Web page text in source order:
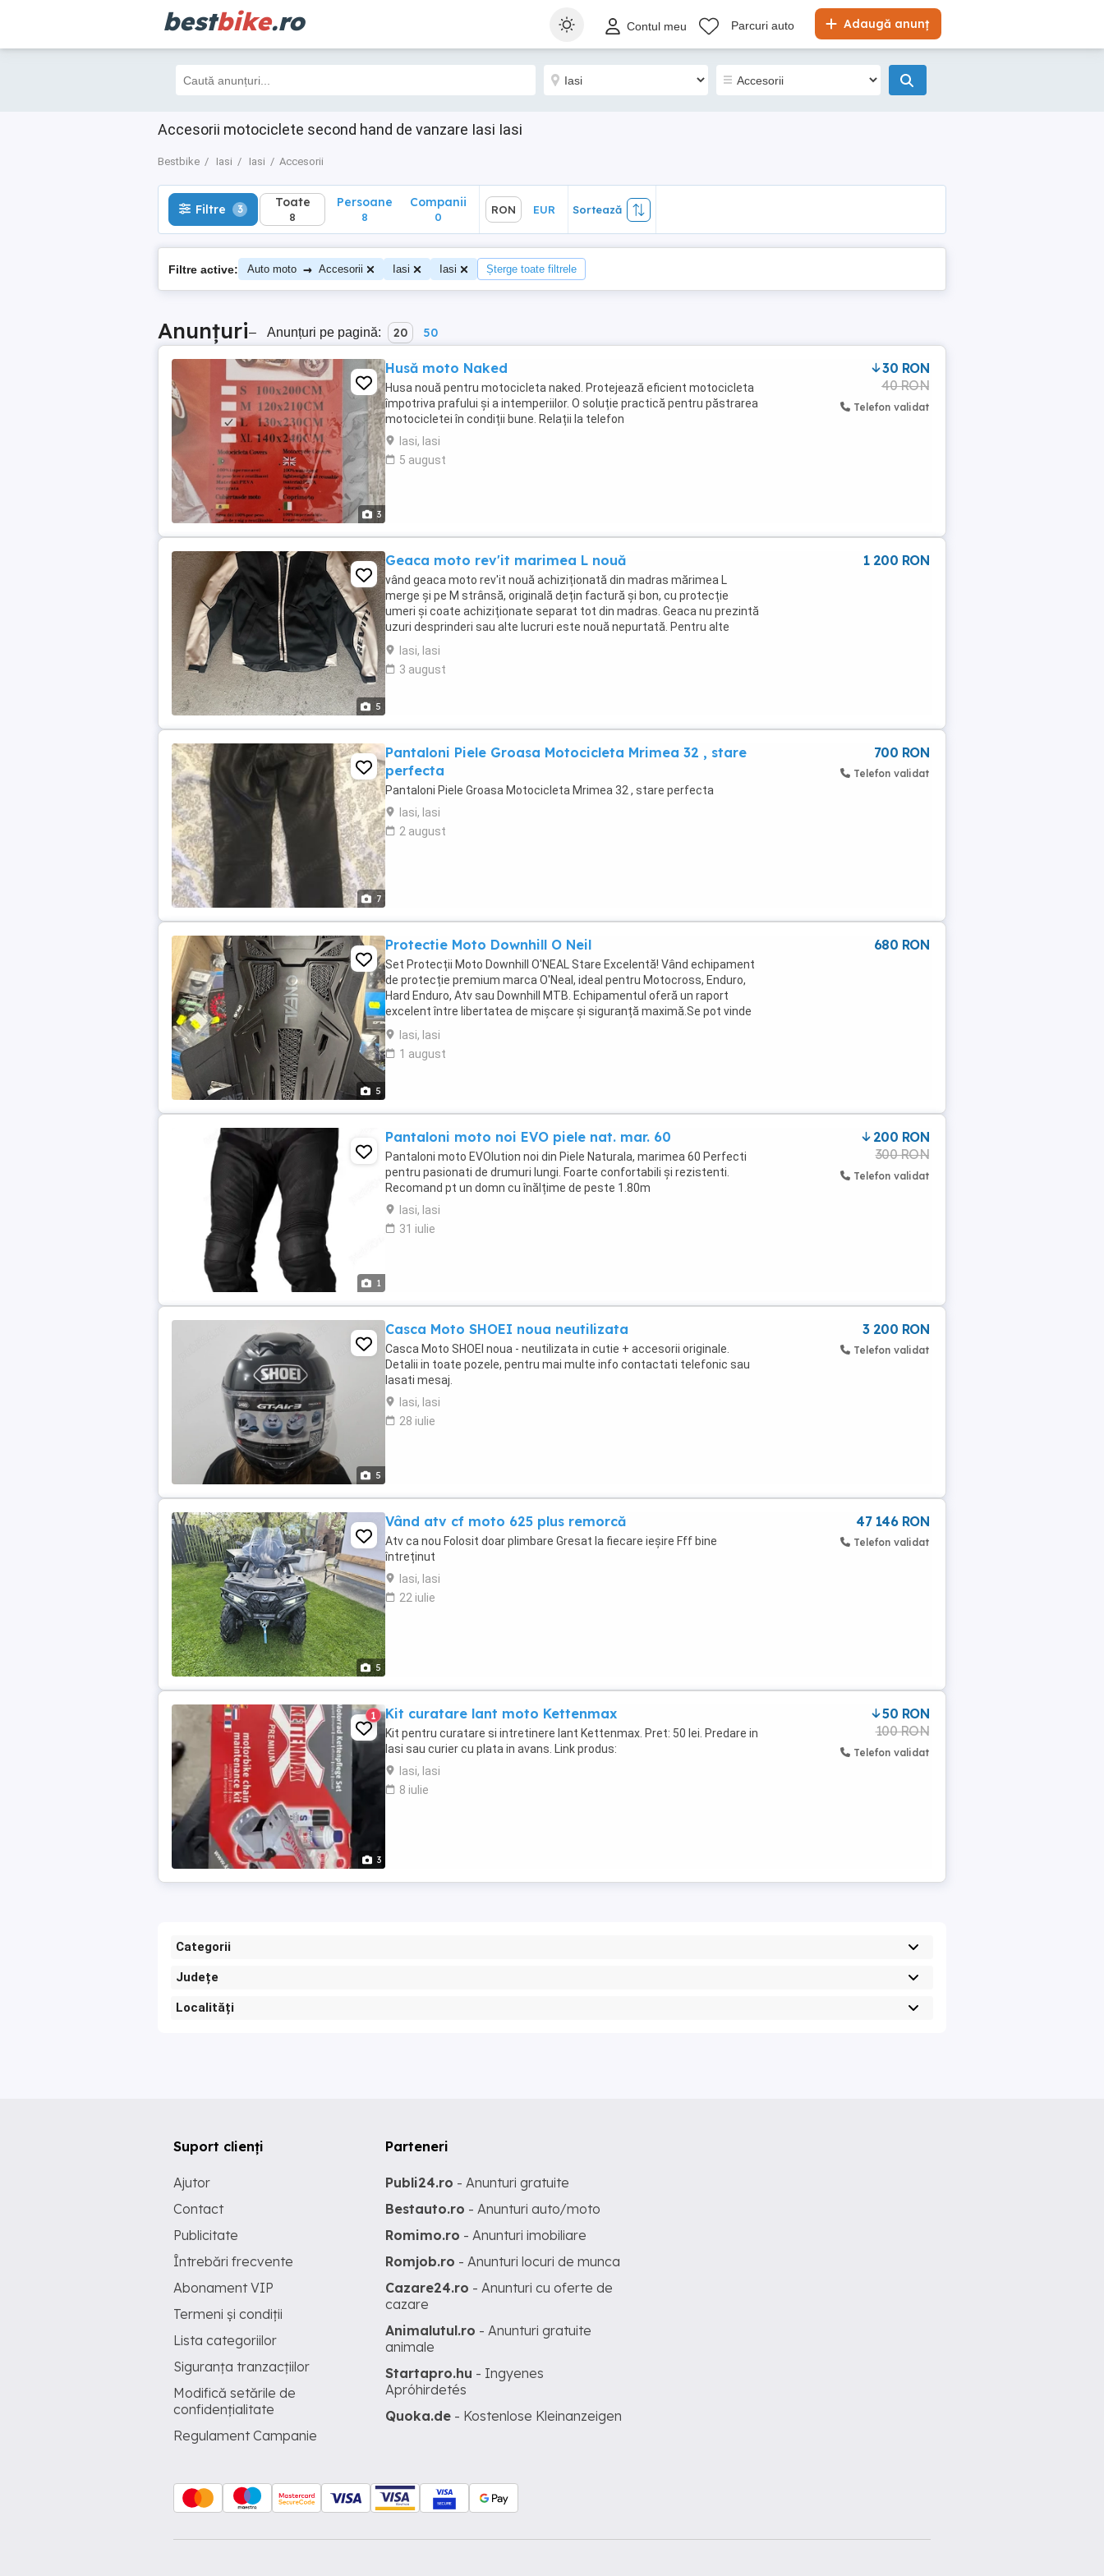
bestbike.ro Adaugă anunț
Contul meu Parcuri auto
Accesorii motociclete second hand de vanzare Iasi Iasi
Bestbike Iasi Iasi Accesorii
Filtre 3 Toate
8
Sortează
Filtre 3 Toate
8
Persoane
8
Companii
0
RON EUR Sortează
Filtre active: Auto moto → Accesorii Iasi Iasi Șterge toate filtrele
Anunțuri– Anunțuri pe pagină: 20 50
3
Husă moto Naked
Husa nouă pentru motocicleta naked. Protejează eficient motocicleta
împotriva prafului și a intemperiilor. O soluție practică pentru păstrarea
motocicletei în condiții bune. Relații la telefon
Iasi, Iasi
5 august
30 RON
40 RON
Telefon validat
5
Geaca moto rev'it marimea L nouă
vând geaca moto rev'it nouă achiziționată din madras mărimea L
merge și pe M strânsă, originală dețin factură și bon, cu protecție
umeri și coate achiziționate separat tot din madras. Geaca nu prezintă
uzuri desprinderi sau alte lucruri este nouă nepurtată. Pentru alte
detalii și poze suplimentare contactează ...
Iasi, Iasi
3 august
1 200 RON
7
Pantaloni Piele Groasa Motocicleta Mrimea 32 , stare
perfecta
Pantaloni Piele Groasa Motocicleta Mrimea 32 , stare perfecta
Iasi, Iasi
2 august
700 RON
Telefon validat
5
Protectie Moto Downhill O Neil
Set Protecții Moto Downhill O'NEAL Stare Excelentă! Vând echipament
de protecție premium marca O'Neal, ideal pentru Motocross, Enduro,
Hard Enduro, Atv sau Downhill MTB. Echipamentul oferă un raport
excelent între libertatea de mișcare și siguranță maximă.Se pot vinde
la set sau separat!1. Armură ...
Iasi, Iasi
1 august
680 RON
1
Pantaloni moto noi EVO piele nat. mar. 60
Pantaloni moto EVOlution noi din Piele Naturala, marimea 60 Perfecti
pentru pasionati de drumuri lungi. Foarte confortabili și rezistenti.
Recomand pt un domn cu înălțime de peste 1.80m
Iasi, Iasi
31 iulie
200 RON
300 RON
Telefon validat
5
Casca Moto SHOEI noua neutilizata
Casca Moto SHOEI noua - neutilizata in cutie + accesorii originale.
Detalii in toate pozele, pentru mai multe info contactati telefonic sau
lasati mesaj.
Iasi, Iasi
28 iulie
3 200 RON
Telefon validat
5
Vând atv cf moto 625 plus remorcă
Atv ca nou Folosit doar plimbare Gresat la fiecare ieșire Fff bine
întreținut
Iasi, Iasi
22 iulie
47 146 RON
Telefon validat
3
1 Kit curatare lant moto Kettenmax
Kit pentru curatare si intretinere lant Kettenmax. Pret: 50 lei. Predare in
Iasi sau curier cu plata in avans. Link produs:
Iasi, Iasi
8 iulie
50 RON
100 RON
Telefon validat
Categorii
Județe
Localități
Suport clienți
Ajutor
Contact
Publicitate
Întrebări frecvente
Abonament VIP
Termeni și condiții
Lista categoriilor
Siguranța tranzacțiilor
Modifică setările de
confidențialitate
Regulament Campanie
Parteneri
Publi24.ro - Anunturi gratuite
Bestauto.ro - Anunturi auto/moto
Romimo.ro - Anunturi imobiliare
Romjob.ro - Anunturi locuri de munca
Cazare24.ro - Anunturi cu oferte de
cazare
Animalutul.ro - Anunturi gratuite
animale
Startapro.hu - Ingyenes
Apróhirdetés
Quoka.de - Kostenlose Kleinanzeigen